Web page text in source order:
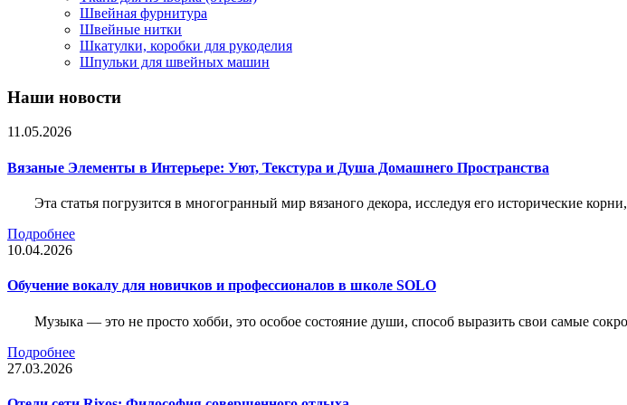
Швейная фурнитура
Швейные нитки
Шкатулки, коробки для рукоделия
Шпульки для швейных машин
Наши новости
11.05.2026
Вязаные Элементы в Интерьере: Уют, Текстура и Душа Домашнего Пространства
Эта статья погрузится в многогранный мир вязаного декора, исследуя его исторические
Подробнее
10.04.2026
Обучение вокалу для новичков и профессионалов в школе SOLO
Музыка — это не просто хобби, это особое состояние души, способ выразить свои самые
Подробнее
27.03.2026